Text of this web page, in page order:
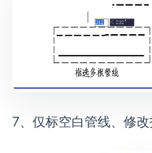
7、仅标空白管线、修